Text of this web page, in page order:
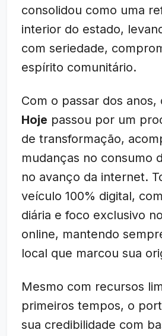
consolidou como uma
interior do estado,
com seriedade,
espírito comunitário.
Com o passar dos anos,
Hoje passou por um
de transformação,
mudanças no consumo
no avanço da internet.
veículo 100% digital,
diária e foco exclusivo
online, mantendo
local que marcou sua
Mesmo com recursos
primeiros tempos, o
sua credibilidade com